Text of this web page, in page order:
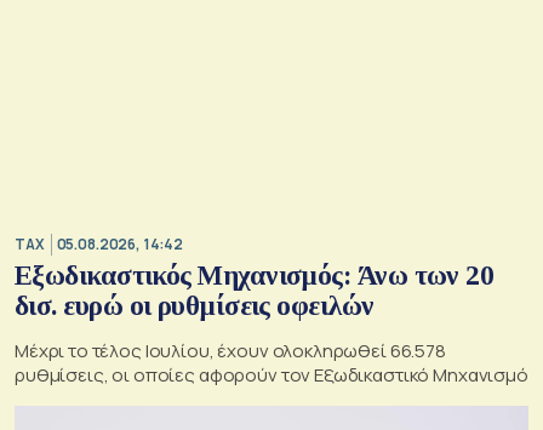
TAX 05.08.2026, 14:42
Εξωδικαστικός Μηχανισμός: Άνω των 20
δισ. ευρώ οι ρυθμίσεις οφειλών
Μέχρι το τέλος Ιουλίου, έχουν ολοκληρωθεί 66.578
ρυθμίσεις, οι οποίες αφορούν τον Εξωδικαστικό Μηχανισμό